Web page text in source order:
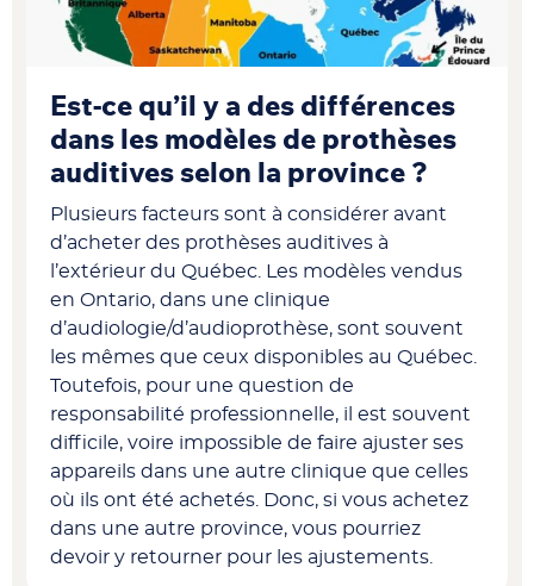
Est-ce qu’il y a des différences
dans les modèles de prothèses
auditives selon la province ?
Plusieurs facteurs sont à considérer avant
d’acheter des prothèses auditives à
l’extérieur du Québec. Les modèles vendus
en Ontario, dans une clinique
d’audiologie/d’audioprothèse, sont souvent
les mêmes que ceux disponibles au Québec.
Toutefois, pour une question de
responsabilité professionnelle, il est souvent
difficile, voire impossible de faire ajuster ses
appareils dans une autre clinique que celles
où ils ont été achetés. Donc, si vous achetez
dans une autre province, vous pourriez
devoir y retourner pour les ajustements.